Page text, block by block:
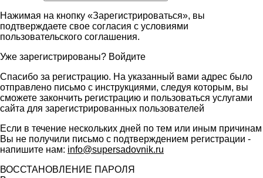
Нажимая на кнопку «Зарегистрироваться», вы
подтверждаете свое согласия с условиями
пользовательского соглашения.
Уже зарегистрированы? Войдите
Спасибо за регистрацию. На указанный вами адрес было
отправлено письмо с инструкциями, следуя которым, вы
сможете закончить регистрацию и пользоваться услугами
сайта для зарегистрированных пользователей
Если в течение нескольких дней по тем или иным причинам
Вы не получили письмо с подтверждением регистрации -
напишите нам: info@supersadovnik.ru
ВОССТАНОВЛЕНИЕ ПАРОЛЯ